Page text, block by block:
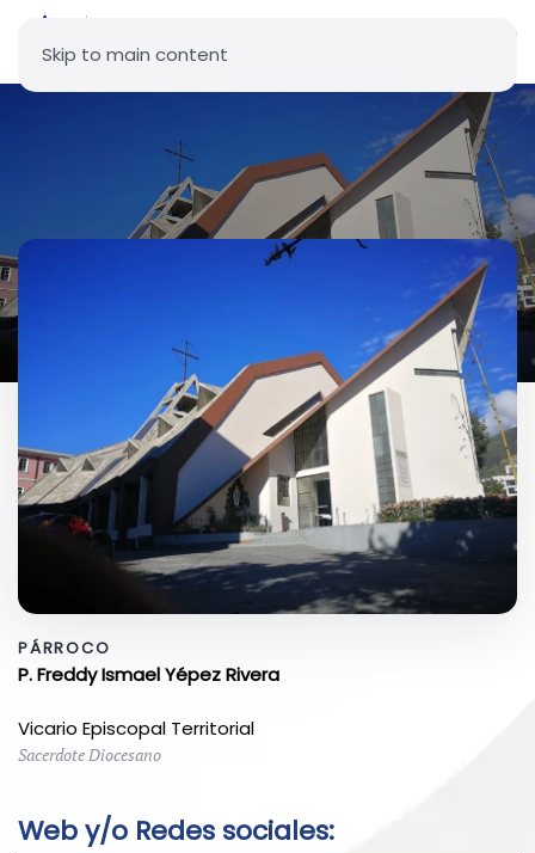
Skip to main content
Parroquia La Santísima
Trinidad - Sede Vicarial
PÁRROCO
P. Freddy Ismael Yépez Rivera
Vicario Episcopal Territorial
Sacerdote Diocesano
Web y/o Redes sociales: